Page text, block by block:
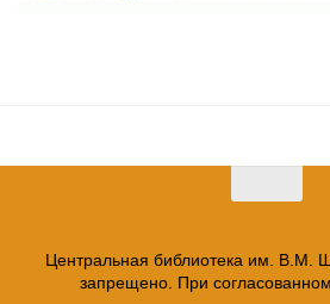
Центральная библиотека им. В.М.
запрещено. При